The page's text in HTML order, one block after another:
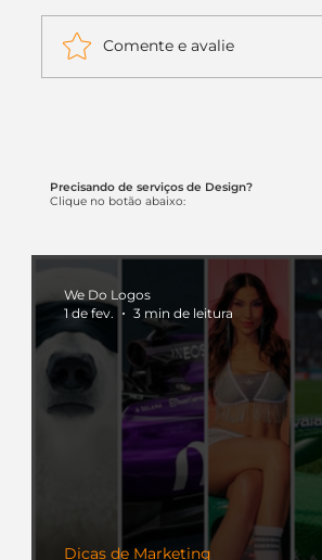
Precisando de serviços de Design?
Clique no botão abaixo:
Dicas de Marketing
We Do Logos
1 de fev.
3 min de leitura
Comente e avalie